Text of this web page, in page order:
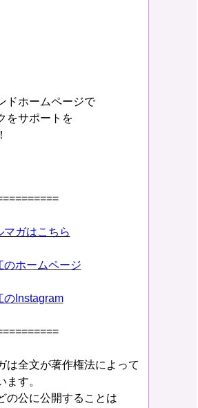
ドホームページで
をサポートを
マガはこちら
のホームページ
のInstagram
は全文が著作権法によって
ます。
の公に公開することは